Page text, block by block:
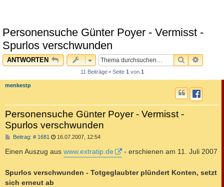
Personensuche Günter Poyer - Vermisst -
Spurlos verschwunden
ANTWORTEN SUCHE
11 Beiträge • Seite 1 von 1
menkestp
Personensuche Günter Poyer - Vermisst -
Spurlos verschwunden
Beitrag: # 1681 B
g
16.07.2007, 12:54
Einen Auszug aus www.extratip.de - erschienen am 11. Juli 2007
Spurlos verschwunden - Totgeglaubter plündert Konten, setzt
sich erneut ab